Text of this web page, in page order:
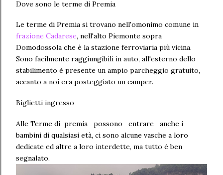
Dove sono le terme di Premia
Le terme di Premia si trovano nell'omonimo comune in
frazione Cadarese, nell'alto Piemonte sopra
Domodossola che è la stazione ferroviaria più vicina.
Sono facilmente raggiungibili in auto, all'esterno dello
stabilimento è presente un ampio parcheggio gratuito,
accanto a noi era posteggiato un camper.
Biglietti ingresso
Alle Terme di premia possono entrare anche i
bambini di qualsiasi età, ci sono alcune vasche a loro
dedicate ed altre a loro interdette, ma tutto è ben
segnalato.